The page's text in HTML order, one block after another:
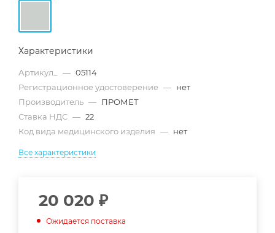
Характеристики
Артикул_ — 05114
Регистрационное удостоверение — нет
Производитель — ПРОМЕТ
Ставка НДС — 22
Код вида медицинского изделия — нет
Все характеристики
20 020 ₽
Ожидается поставка